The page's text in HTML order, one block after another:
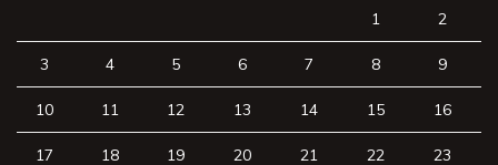
1
2
3 4 5 6 7 8 9
10 11 12 13 14 15 16
17 18 19 20 21 22 23